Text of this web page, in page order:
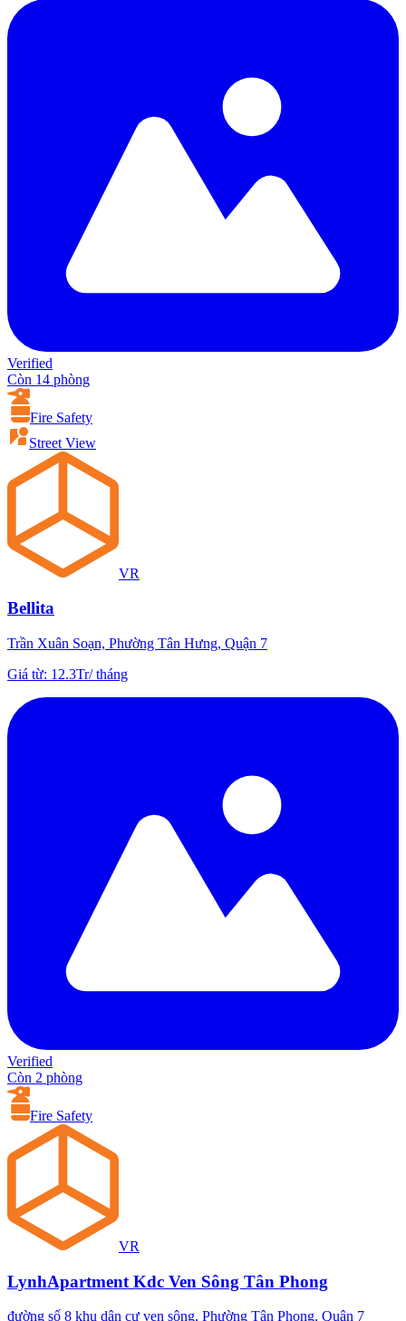
Verified
Còn 14 phòng
Fire Safety
Street View
VR
Bellita
Trần Xuân Soạn, Phường Tân Hưng, Quận 7
Giá từ: 12.3Tr/tháng
Verified
Còn 2 phòng
Fire Safety
VR
LynhApartment Kdc Ven Sông Tân Phong
đường số 8 khu dân cư ven sông, Phường Tân Phong, Quận 7